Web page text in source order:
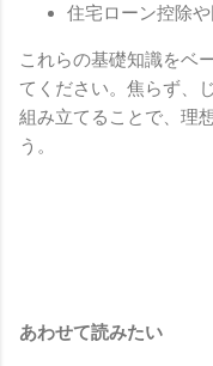
住宅ローン控除
これらの基礎知識をベ
てください。焦らず、
組み立てることで、理
う。
あわせて読みたい